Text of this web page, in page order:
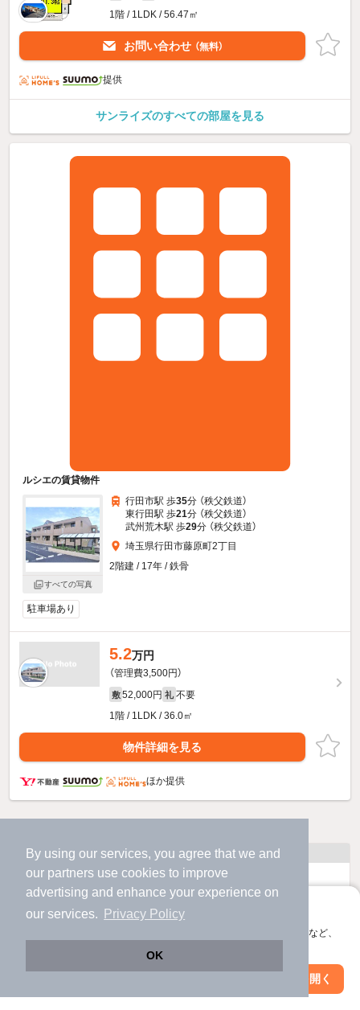
By using our services, you agree that we and
our partners use cookies to improve
advertising and enhance your experience on
our services.
Privacy Policy
OK
アプリに切り替えて、サクサクお部屋探し
会員登録なしですぐ使える。マップ検索やお気に入り保存など、
アプリを開く
1階 / 1LDK / 56.47㎡
お問い合わせ （無料）
提供
サンライズのすべての部屋を見る
ルシエの賃貸物件
すべての写真
行田市駅 歩35分 （秩父鉄道）
東行田駅 歩21分 （秩父鉄道）
武州荒木駅 歩29分 （秩父鉄道）
埼玉県行田市藤原町2丁目
2階建 / 17年 / 鉄骨
駐車場あり
5.2万円
（管理費3,500円）
敷 52,000円 礼 不要
1階 / 1LDK / 36.0㎡
物件詳細を見る
ほか提供
人気のこだわり条件
バス・トイレ別 2階以上
駐車場あり
エアコンあり 都市ガス
絞り込み条件を変更